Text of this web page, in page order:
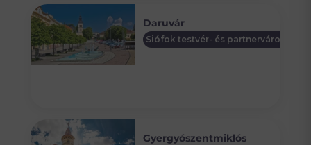
Daruvár
Siófok testvér- és partnervárosai
Gyergyószentmiklós